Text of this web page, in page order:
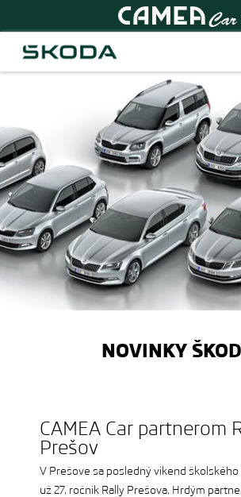
NOVINKY
CAMEA Car partnerom
Prešov
V Prešove sa posledný víkend školského
už 27. ročník Rally Prešova. Hrdým